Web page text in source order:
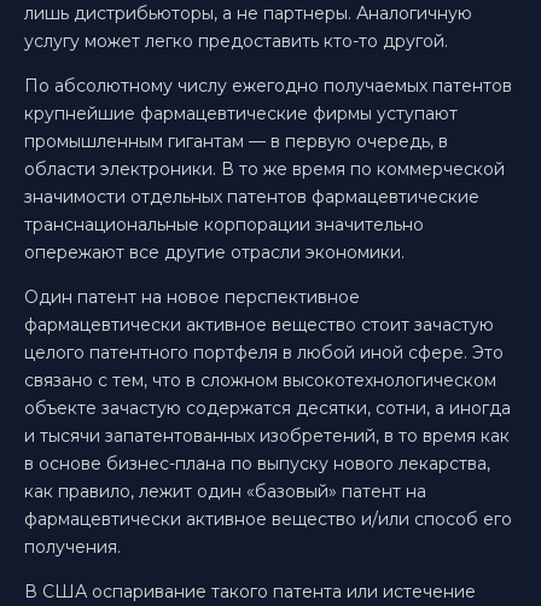
лишь дистрибьюторы, а не партнеры. Аналогичную
услугу может легко предоставить кто-то другой.
По абсолютному числу ежегодно получаемых патентов
крупнейшие фармацевтические фирмы уступают
промышленным гигантам — в первую очередь, в
области электроники. В то же время по коммерческой
значимости отдельных патентов фармацевтические
транснациональные корпорации значительно
опережают все другие отрасли экономики.
Один патент на новое перспективное
фармацевтически активное вещество стоит зачастую
целого патентного портфеля в любой иной сфере. Это
связано с тем, что в сложном высокотехнологическом
объекте зачастую содержатся десятки, сотни, а иногда
и тысячи запатентованных изобретений, в то время как
в основе бизнес-плана по выпуску нового лекарства,
как правило, лежит один «базовый» патент на
фармацевтически активное вещество и/или способ его
получения.
В США оспаривание такого патента или истечение